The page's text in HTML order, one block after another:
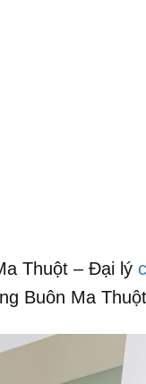
Thuột – Đại lý
Buôn Ma